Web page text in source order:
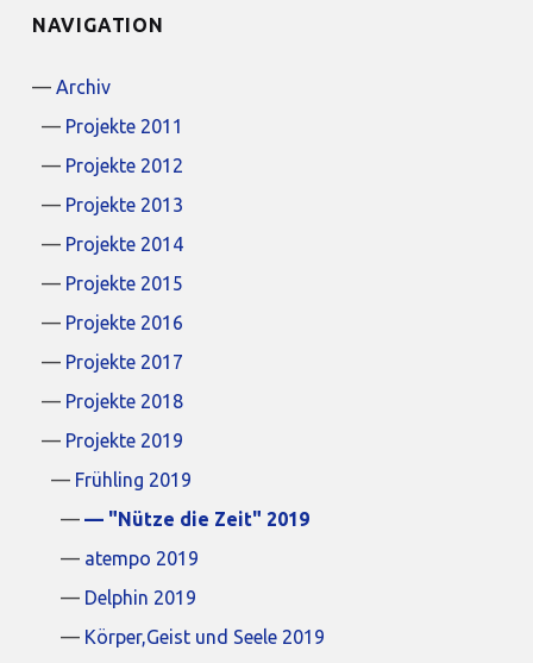
NAVIGATION
Archiv
Projekte 2011
Projekte 2012
Projekte 2013
Projekte 2014
Projekte 2015
Projekte 2016
Projekte 2017
Projekte 2018
Projekte 2019
Frühling 2019
"Nütze die Zeit" 2019
atempo 2019
Delphin 2019
Körper,Geist und Seele 2019